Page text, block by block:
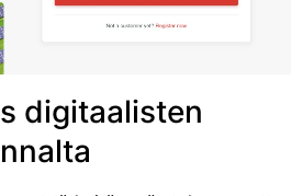
digitaalisten